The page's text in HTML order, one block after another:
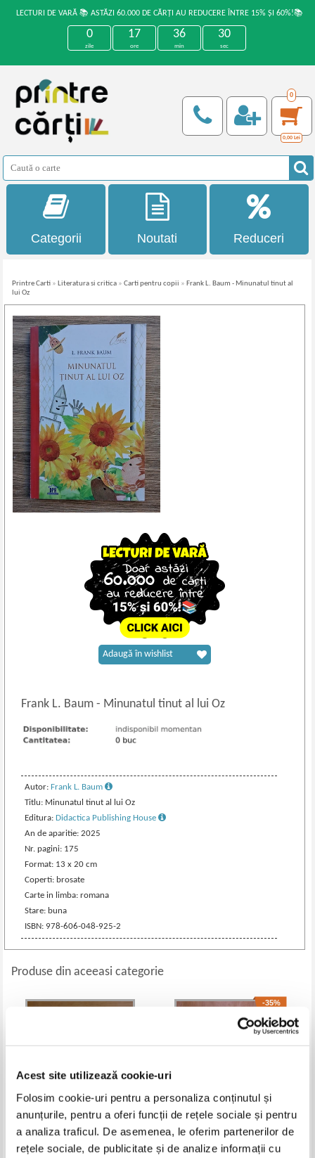
Acest site utilizează cookie-uri
Folosim cookie-uri pentru a personaliza conținutul și
anunțurile, pentru a oferi funcții de rețele sociale și pentru
a analiza traficul. De asemenea, le oferim partenerilor de
rețele sociale, de publicitate și de analize informații cu
LECTURI DE VARĂ 📚 ASTĂZI 60.000 DE CĂRȚI AU REDUCERE ÎNTRE 15% ȘI 60%!📚
0
zile
17
ore
36
min
29
sec
0
0,00 Lei
Categorii Noutati Reduceri
Printre Carti » Literatura si critica »Carti pentru copii » Frank L. Baum - Minunatul tinut al
lui Oz
Frank L. Baum- Minunatul tinut al lui Oz
Autor:Frank L. Baum
Titlu: Minunatul tinut al lui Oz
Editura:Didactica Publishing House
An de aparitie: 2025
Nr. pagini: 175
Format: 13 x 20 cm
Coperti: brosate
Carte in limba: romana
Stare: buna
ISBN: 978-606-048-925-2
Adaugă în wishlist
Produse din aceeasi categorie
Vitali Gubarev - Imparatia
-35%
Miles in spatiu. Cursa spatiala